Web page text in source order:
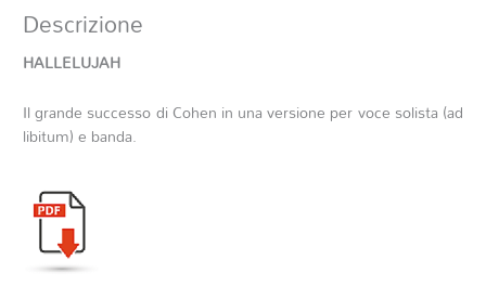
Descrizione
HALLELUJAH
Il grande successo di Cohen in una versione per voce solista (ad
libitum) e banda.